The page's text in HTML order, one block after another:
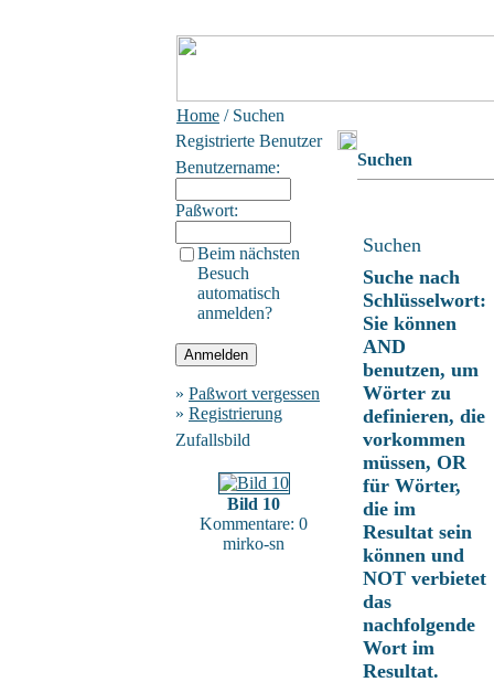
Home / Suchen
Registrierte Benutzer
Benutzername:
Paßwort:
Beim nächsten
Besuch
automatisch
anmelden?
» Paßwort vergessen
» Registrierung
Zufallsbild
Bild 10
Kommentare: 0
mirko-sn
Suchen
Suchen
Suche nach
Schlüsselwort:
Sie können
AND
benutzen, um
Wörter zu
definieren, die
vorkommen
müssen, OR
für Wörter,
die im
Resultat sein
können und
NOT verbietet
das
nachfolgende
Wort im
Resultat.